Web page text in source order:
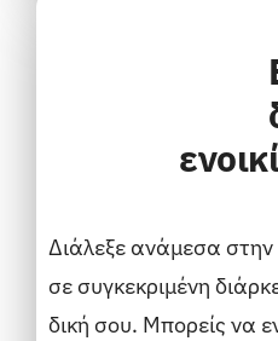
Διάλεξε ανάμεσα στην
σε συγκεκριμένη
δική σου. Μπορείς να